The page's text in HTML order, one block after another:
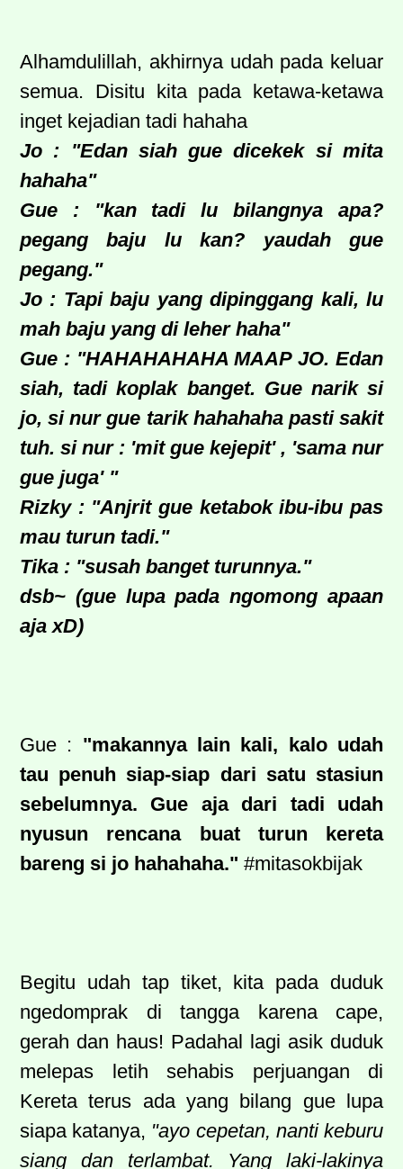
Alhamdulillah, akhirnya udah pada keluar
semua. Disitu kita pada ketawa-ketawa
inget kejadian tadi hahaha
Jo : "Edan siah gue dicekek si mita
hahaha"
Gue : "kan tadi lu bilangnya apa?
pegang baju lu kan? yaudah gue
pegang."
Jo : Tapi baju yang dipinggang kali, lu
mah baju yang di leher haha"
Gue : "HAHAHAHAHA MAAP JO. Edan
siah, tadi koplak banget. Gue narik si
jo, si nur gue tarik hahahaha pasti sakit
tuh. si nur : 'mit gue kejepit' , 'sama nur
gue juga' "
Rizky : "Anjrit gue ketabok ibu-ibu pas
mau turun tadi."
Tika : "susah banget turunnya."
dsb~ (gue lupa pada ngomong apaan
aja xD)
Gue : "makannya lain kali, kalo udah
tau penuh siap-siap dari satu stasiun
sebelumnya. Gue aja dari tadi udah
nyusun rencana buat turun kereta
bareng si jo hahahaha." #mitasokbijak
Begitu udah tap tiket, kita pada duduk
ngedomprak di tangga karena cape,
gerah dan haus! Padahal lagi asik duduk
melepas letih sehabis perjuangan di
Kereta terus ada yang bilang gue lupa
siapa katanya, "ayo cepetan, nanti keburu
siang dan terlambat. Yang laki-lakinya